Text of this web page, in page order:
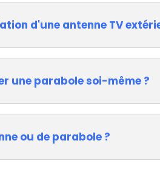
d'une antenne TV
une parabole soi-même ?
ou de parabole ?